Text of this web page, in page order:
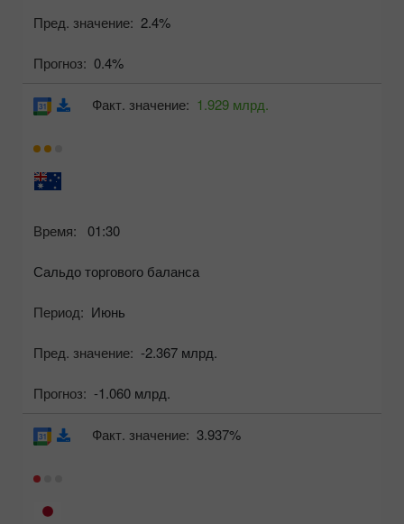
Пред. значение: 2.4%
Прогноз: 0.4%
Время: 01:30
Сальдо торгового баланса
Период: Июнь
Пред. значение: -2.367 млрд.
Прогноз: -1.060 млрд.
Факт. значение: 1.929 млрд.
Факт. значение: 3.937%